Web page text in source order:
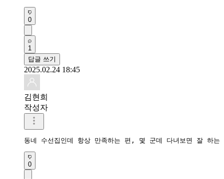
0
1
답글 쓰기
2025.02.24 18:45
김현희
작성자
동네 수선집인데 항상 만족하는 편, 몇 군데 다녀보면 잘 하
0